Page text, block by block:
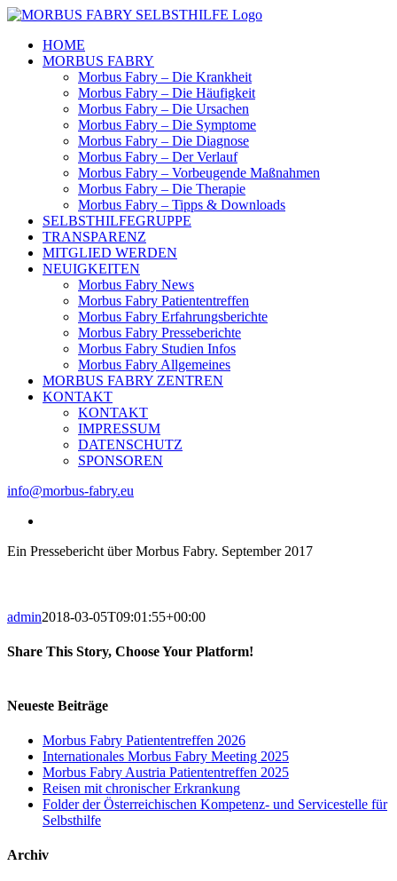
Skip
contentHOME
MORBUS FABRY
Morbus Fabry – Die Krankheit
Morbus Fabry – Die Häufigkeit
Morbus Fabry – Die Ursachen
Morbus Fabry – Die Symptome
Morbus Fabry – Die Diagnose
Morbus Fabry – Der Verlauf
Morbus Fabry – Vorbeugende Maßnahmen
Morbus Fabry – Die Therapie
Morbus Fabry – Tipps & Downloads
SELBSTHILFEGRUPPE
TRANSPARENZ
MITGLIED WERDEN
NEUIGKEITEN
Morbus Fabry News
Morbus Fabry Patiententreffen
Morbus Fabry Erfahrungsberichte
Morbus Fabry Presseberichte
Morbus Fabry Studien Infos
Morbus Fabry Allgemeines
MORBUS FABRY ZENTREN
KONTAKT
KONTAKT
IMPRESSUM
DATENSCHUTZ
SPONSOREN
info@morbus-fabry.eu
Image
Ein Pressebericht über Morbus Fabry. September 2017
admin2018-03-05T09:01:55+00:00
Share This Story, Choose Your Platform!
Neueste Beiträge
Morbus Fabry Patiententreffen 2026
Internationales Morbus Fabry Meeting 2025
Morbus Fabry Austria Patiententreffen 2025
Reisen mit chronischer Erkrankung
Folder der Österreichischen Kompetenz- und Servicestelle für
Selbsthilfe
Archiv